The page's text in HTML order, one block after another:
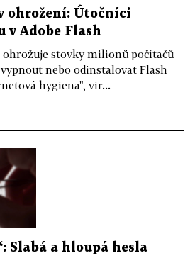
ohrožení: Útočníci
v Adobe Flash
ohrožuje stovky milionů počítačů
nebo odinstalovat Flash
hygiena", vir...
Slabá a hloupá hesla